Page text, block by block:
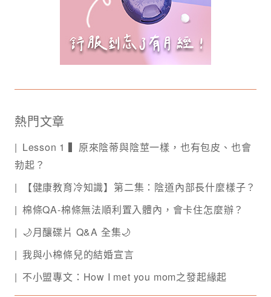
熱門文章
Lesson 1 ▍原來陰蒂與陰莖一樣，也有包皮、也會
勃起？
【健康教育冷知識】第二集：陰道內部長什麼樣子？
棉條QA-棉條無法順利置入體內，會卡住怎麼辦？
🌙月釀碟片 Q&A 全集🌙
我與小棉條兒的結婚宣言
不小盟專文：How I met you mom之發起緣起